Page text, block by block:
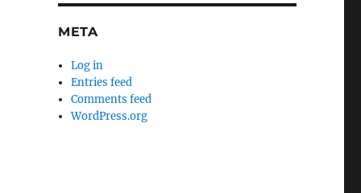
META
Log in
Entries feed
Comments feed
WordPress.org